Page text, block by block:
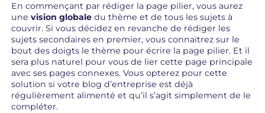
En commençant par rédiger la page pilier, vous aurez
unevision globale du thème et de tous les sujets à
couvrir. Si vous décidez en revanche de rédiger les
sujets secondaires en premier, vous connaitrez sur le
bout des doigts le thème pour écrire la page pilier. Et il
sera plus naturel pour vous de lier cette page principale
avec ses pages connexes. Vous opterez pour cette
solution si votre blog d’entreprise est déjà
régulièrement alimenté et qu’il s’agit simplement de le
compléter.